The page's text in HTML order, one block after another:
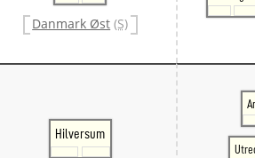
Danmark Øst (S)
Hilversum